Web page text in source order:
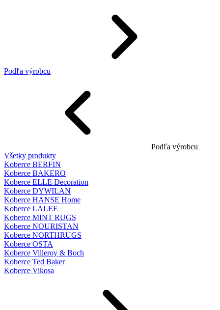
Podľa výrobcu
Podľa výrobcu
Všetky produkty
Koberce BERFIN
Koberce BAKERO
Koberce ELLE Decoration
Koberce DYWILAN
Koberce HANSE Home
Koberce LALEE
Koberce MINT RUGS
Koberce NOURISTAN
Koberce NORTHRUGS
Koberce OSTA
Koberce Villeroy & Boch
Koberce Ted Baker
Koberce Vikosa